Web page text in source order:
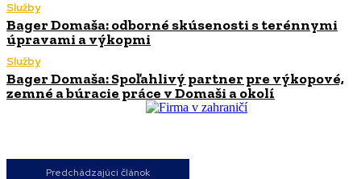
Služby
Bager Domaša: odborné skúsenosti s terénnymi
úpravami a výkopmi
Služby
Bager Domaša: Spoľahlivý partner pre výkopové,
zemné a búracie práce v Domaši a okolí
Predchádzajúci článok